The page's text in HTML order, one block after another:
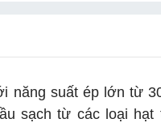
năng suất ép lớn từ
sạch từ các loại